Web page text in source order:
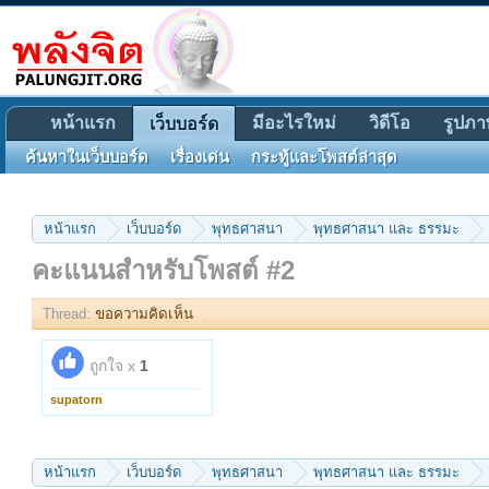
หน้าแรก เว็บบอร์ด พุทธศาสนา พุทธศาสนา และ ธรรมะ
คะแนนสำหรับโพสต์ #2
Thread: ขอความคิดเห็น
ถูกใจ x 1
supatorn
หน้าแรก เว็บบอร์ด พุทธศาสนา พุทธศาสนา และ ธรรมะ
หน้าแรก เว็บบอร์ด
ค้นหาในเว็บบอร์ด เรื่องเด่น กระทู้และโพสต์ล่าสุด
มีอะไรใหม่ วิดีโอ รูปภ